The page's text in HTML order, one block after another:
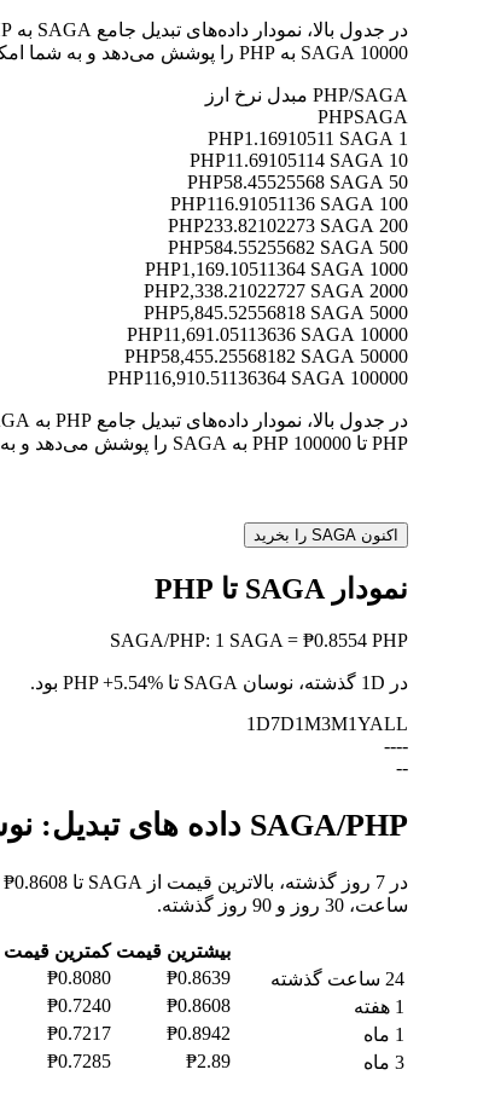
10000 SAGA به PHP را پوشش می‌دهد و به شما امکان می‌دهد ارزش هر تبدیل را به وضوح درک کنید.
PHP/SAGA مبدل نرخ ارز
PHPSAGA
1 PHP
1.16910511 SAGA
10 PHP
11.69105114 SAGA
50 PHP
58.45525568 SAGA
100 PHP
116.91051136 SAGA
200 PHP
233.82102273 SAGA
500 PHP
584.55255682 SAGA
1000 PHP
1,169.10511364 SAGA
2000 PHP
2,338.21022727 SAGA
5000 PHP
5,845.52556818 SAGA
10000 PHP
11,691.05113636 SAGA
50000 PHP
58,455.25568182 SAGA
100000 PHP
116,910.51136364 SAGA
PHP تا 100000 PHP به SAGA را پوشش می‌دهد و به شما امکان می‌دهد ارزش هر تبدیل را به وضوح درک کنید.
اکنون SAGA را بخرید
نمودار SAGA تا PHP
SAGA/PHP: 1 SAGA = ₱0.8554 PHP
در 1D گذشته، نوسان SAGA تا PHP +5.54%
بود.
1D7D1M3M1YALL
--
--
--
SAGA/PHP داده های تبدیل: نوسانات ارزش و تغییرات قیمت از SAGA به PHP
ساعت، 30 روز و 90 روز گذشته.
بیشترین قیمت کمترین قیمت
24 ساعت گذشته
₱0.8639
₱0.8080
1 هفته
₱0.8608
₱0.7240
1 ماه
₱0.8942
₱0.7217
3 ماه
₱2.89
₱0.7285